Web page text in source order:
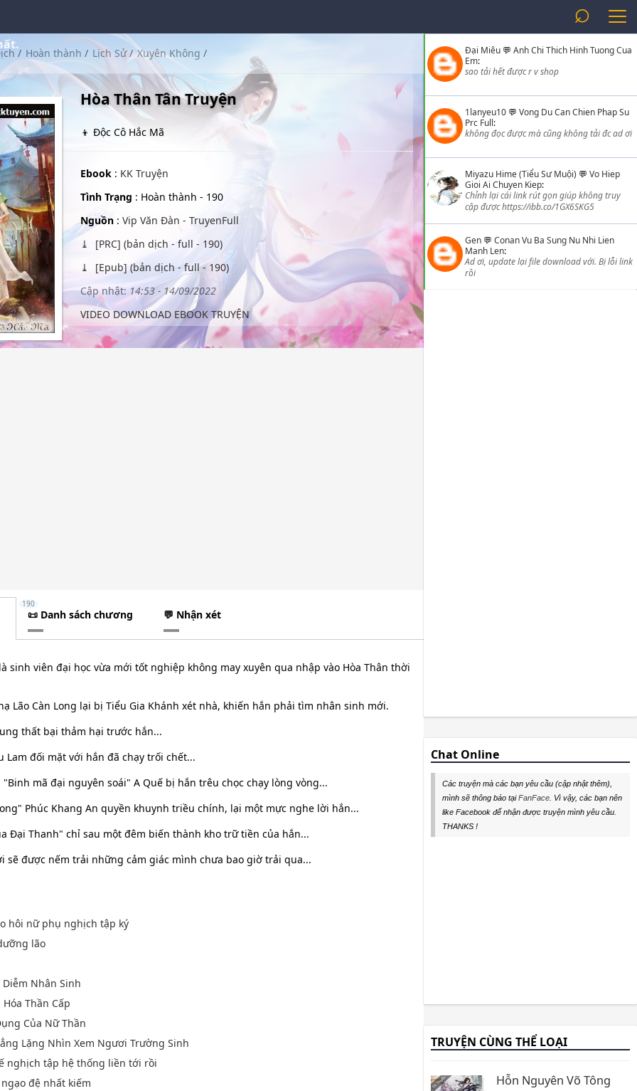
⌕
/ Hoàn thành / Lịch Sử/ Xuyên Không /
Hòa Thân Tân Truyện
👦 Độc Cô Hắc Mã
Ebook : KK Truyện
Tình Trạng : Hoàn thành - 190
Nguồn: Vip Văn Đàn - TruyenFull
[PRC] (bản dịch - full - 190)
[Epub] (bản dịch - full - 190)
Cập nhật:14:53 - 14/09/2022
VIDEO DOWNLOAD EBOOK TRUYỆN
📜 Danh sách chương
190
💬 Nhận xét
sinh viên đại học vừa mới tốt nghiệp không may xuyên qua nhập vào Hòa Thân thời
Lão Càn Long lại bị Tiểu Gia Khánh xét nhà, khiến hắn phải tìm nhân sinh mới.
thất bại thảm hại trước hắn...
Lam đối mặt với hắn đã chạy trối chết...
mã đại nguyên soái" A Quế bị hắn trêu chọc chạy lòng vòng...
Phúc Khang An quyền khuynh triều chính, lại một mực nghe lời hắn...
Đại Thanh" chỉ sau một đêm biến thành kho trữ tiền của hắn...
sẽ được nếm trải những cảm giác mình chưa bao giờ trải qua...
hôi nữ phụ nghịch tập ký
lão
Nhân Sinh
Thần Cấp
Của Nữ Thần
Lặng Nhìn Xem Ngươi Trường Sinh
nghịch tập hệ thống liền tới rồi
đệ nhất kiếm
Đại Miêu 💬 Anh Chi Thich Hinh Tuong Cua
Em:
sao tải hết được r v shop
1lanyeu10 💬 Vong Du Can Chien Phap Su
Prc Full:
không đọc được mà cũng không tải đc ad ơi
Miyazu Hime (Tiểu Sư Muội) 💬 Vo Hiep
Gioi Ai Chuyen Kiep:
Chỉnh lại cái link rút gọn giúp không truy
cập được https://ibb.co/1GX6SKG5
Gen 💬 Conan Vu Ba Sung Nu Nhi Lien
Manh Len:
Ad ơi, update lại file download với. Bị lỗi link
rồi
Chat Online
Các truyện mà các bạn yêu cầu (cập nhật thêm),
mình sẽ thông báo tạiFanFace . Vì vậy, các bạn nên
like Facebook để nhận được truyện mình yêu cầu.
THANKS !
TRUYỆN CÙNG THỂ LOẠI
Hỗn Nguyên Võ Tông